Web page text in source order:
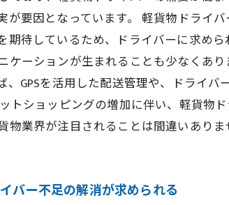
要因となっています。 軽貨物ドライ
待しているため、ドライバーに求め
ーションが生まれることも少なくあ
GPSを活用した配送管理や、ドライ
トショッピングの増加に伴い、軽貨物
業界が注目されることは間違いありま
バー不足の解消が求められる